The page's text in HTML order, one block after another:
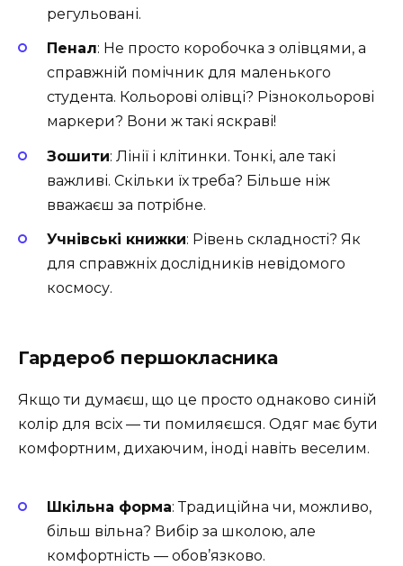
регульовані.
Пенал: Не просто коробочка з олівцями, а
справжній помічник для маленького
студента. Кольорові олівці? Різнокольорові
маркери? Вони ж такі яскраві!
Зошити: Лінії і клітинки. Тонкі, але такі
важливі. Скільки їх треба? Більше ніж
вважаєш за потрібне.
Учнівські книжки: Рівень складності? Як
для справжніх дослідників невідомого
космосу.
Гардероб першокласника
Якщо ти думаєш, що це просто однаково синій
колір для всіх — ти помиляєшся. Одяг має бути
комфортним, дихаючим, іноді навіть веселим.
Шкільна форма: Традиційна чи, можливо,
більш вільна? Вибір за школою, але
комфортність — обов’язково.